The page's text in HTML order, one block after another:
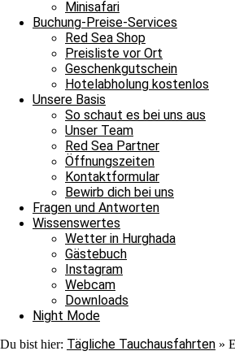
Minisafari
Buchung-Preise-Services
Red Sea Shop
Preisliste vor Ort
Geschenkgutschein
Hotelabholung kostenlos
Unsere Basis
So schaut es bei uns aus
Unser Team
Red Sea Partner
Öffnungszeiten
Kontaktformular
Bewirb dich bei uns
Fragen und Antworten
Wissenswertes
Wetter in Hurghada
Gästebuch
Instagram
Webcam
Downloads
Night Mode
Du bist hier: Tägliche Tauchausfahrten »
Nach ihrer Show verließen auch sie uns
Adlerrochen entdecken, der in der
ebenmäßig Marmoriert und wir konnten
unter einem Stein saß. In unserem
hinschauen sollten, machten wir uns
als auch für die Neulinge, denn heute
viel zu feiern, das heißt schnell auf zur
Grüße von JJ, Sandra und Janina.
Ganztagesfahrt
Tauchplatz 1: Carlson’s Corner
Tauchplatz 2: Erg Somaya
Tauchplatz 3: Balena
An diesem wunderschönen